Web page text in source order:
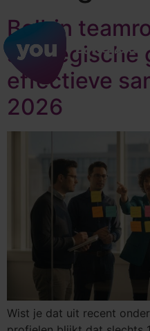
Belbin
strategische
effectieve
2026
Wist je dat uit recent